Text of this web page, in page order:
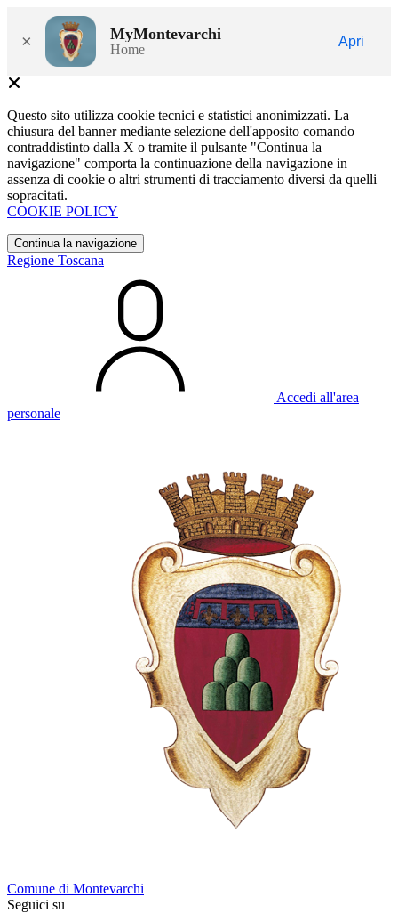
× MyMontevarchi
Home
Apri
Questo sito utilizza cookie tecnici e statistici anonimizzati. La
chiusura del banner mediante selezione dell'apposito comando
contraddistinto dalla X o tramite il pulsante "Continua la
navigazione" comporta la continuazione della navigazione in
assenza di cookie o altri strumenti di tracciamento diversi da quelli
sopracitati.
COOKIE POLICY
Continua la navigazione
Regione Toscana
Accedi all'area
personale
Comune di Montevarchi
Seguici su